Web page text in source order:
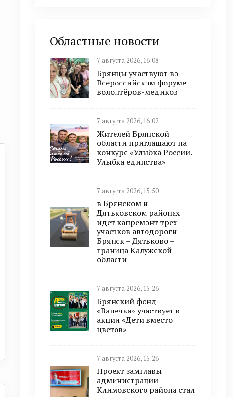
Областные новости
7 августа 2026, 16:08
Брянцы участвуют во
Всероссийском форуме
волонтёров-медиков
7 августа 2026, 16:02
Жителей Брянской
области приглашают на
конкурс «Улыбка России.
Улыбка единства»
7 августа 2026, 15:50
в Брянском и
Дятьковском районах
идет капремонт трех
участков автодороги
Брянск – Дятьково –
граница Калужской
области
7 августа 2026, 15:26
Брянский фонд
«Ванечка» участвует в
акции «Дети вместо
цветов»
7 августа 2026, 15:26
Проект замглавы
администрации
Климовского района стал